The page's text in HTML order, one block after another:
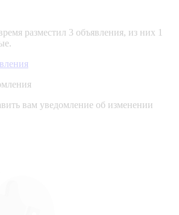
разместил 3 объявления, из них 1
вам уведомление об изменении